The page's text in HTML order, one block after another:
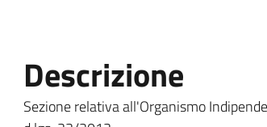
Descrizione
Sezione relativa all'Organismo